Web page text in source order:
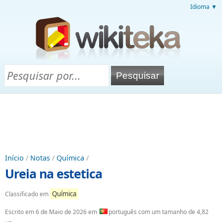
Idioma ▼
Início / Notas / Química /
Ureia na estetica
Classificado em Química
Escrito em6 de Maio de 2026em
português com um tamanho de 4,82